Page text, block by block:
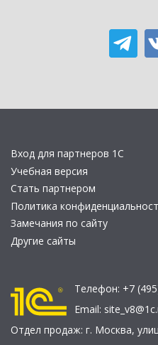
Вход для партнеров 1С
Учебная версия
Стать партнером
Политика
Замечания по сайту
Другие сайты
Телефон: +7
Email:
Отдел продаж: г. Москва,